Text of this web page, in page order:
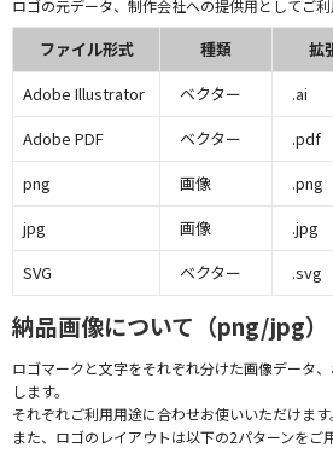
ロゴの元データ、制作会社への提供用としてご利
ファイル形式 種類
拡
Adobe Illustrator
ベクター
.ai
Adobe PDF
ベクター
.pdf
png
画像
.png
jpg
画像
.jpg
SVG
ベクター .svg
納品画像について（png/jpg）
ロゴマークと文字をそれぞれ分けた画像データ
します。
それぞれご利用用途に合わせお使いいただけます。
また、ロゴのレイアウトは以下の2パターンをご